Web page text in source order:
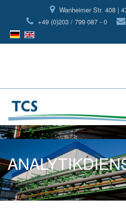
Wanheimer Str. 408 |
+49 (0)203 / 799 087 - 0